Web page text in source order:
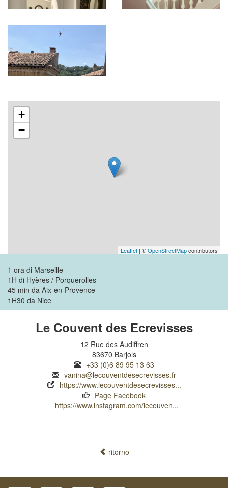
+
−
Leaflet | ©OpenStreetMapcontributors
1 ora di Marseille
1H di Hyères / Porquerolles
45 min da Aix-en-Provence
1H30 da Nice
Le Couvent des Ecrevisses
12 Rue des Audiffren
83670 Barjols
+33 (0)6 89 95 13 63
vanina@lecouventdesecrevisses.fr
https://www.lecouventdesecrevisses...
Page Facebook
https://www.instagram.com/lecouven...
ritorno